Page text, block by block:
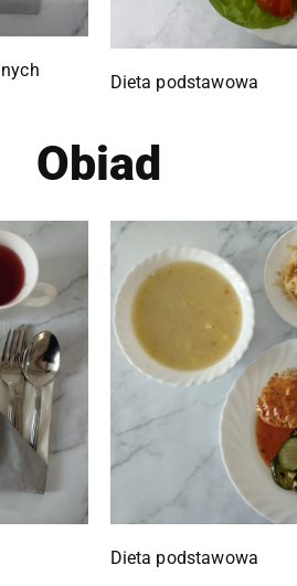
Dieta podstawowa
Obiad
Dieta podstawowa